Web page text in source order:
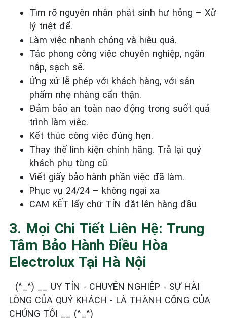
Tìm rõ nguyên nhân phát sinh hư hỏng – Xử
lý triệt để.
Làm việc nhanh chóng và hiệu quả.
Tác phong công việc chuyên nghiệp, ngăn
nắp, sạch sẽ.
Ứng xử lễ phép với khách hàng, với sản
phẩm nhẹ nhàng cẩn thận.
Đảm bảo an toàn nao động trong suốt quá
trình làm việc.
Kết thúc công việc đúng hẹn.
Thay thế linh kiện chính hãng. Trả lại quý
khách phụ tùng cũ
Viết giấy bảo hành phần việc đã làm.
Phục vụ 24/24 – không ngại xa
CAM KẾT lấy chữ TÍN đặt lên hàng đầu
3. Mọi Chi Tiết Liên Hệ: Trung
Tâm Bảo Hành Điều Hòa
Electrolux Tại Hà Nội
(^_^) __ UY TÍN - CHUYÊN NGHIỆP - SỰ HÀI
LÒNG CỦA QUÝ KHÁCH - LÀ THÀNH CÔNG CỦA
CHÚNG TÔI __ (^_^)